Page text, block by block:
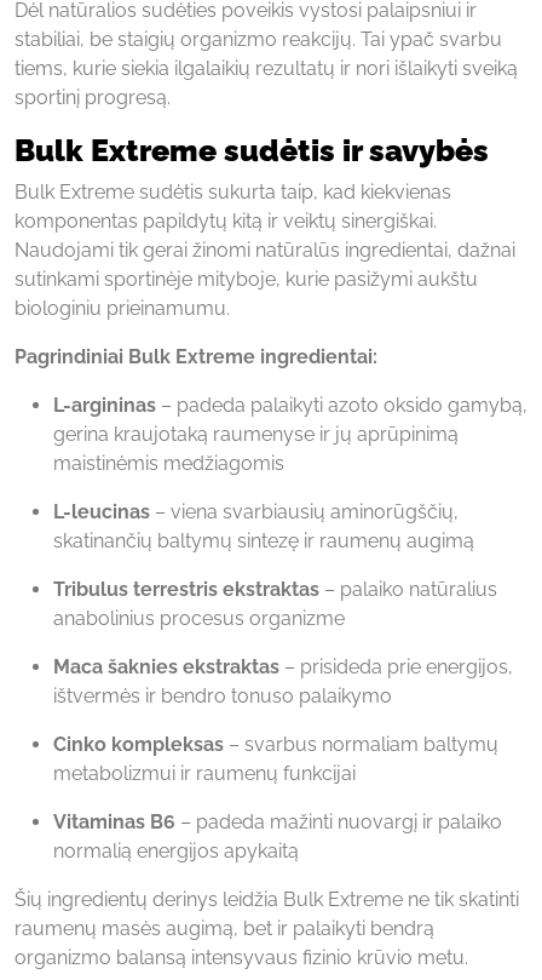
Dėl natūralios sudėties poveikis vystosi palaipsniui ir
stabiliai, be staigių organizmo reakcijų. Tai ypač svarbu
tiems, kurie siekia ilgalaikių rezultatų ir nori išlaikyti sveiką
sportinį progresą.
Bulk Extreme sudėtis ir savybės
Bulk Extreme sudėtis sukurta taip, kad kiekvienas
komponentas papildytų kitą ir veiktų sinergiškai.
Naudojami tik gerai žinomi natūralūs ingredientai, dažnai
sutinkami sportinėje mityboje, kurie pasižymi aukštu
biologiniu prieinamumu.
Pagrindiniai Bulk Extreme ingredientai:
L-argininas – padeda palaikyti azoto oksido gamybą,
gerina kraujotaką raumenyse ir jų aprūpinimą
maistinėmis medžiagomis
L-leucinas – viena svarbiausių aminorūgščių,
skatinančių baltymų sintezę ir raumenų augimą
Tribulus terrestris ekstraktas – palaiko natūralius
anabolinius procesus organizme
Maca šaknies ekstraktas – prisideda prie energijos,
ištvermės ir bendro tonuso palaikymo
Cinko kompleksas – svarbus normaliam baltymų
metabolizmui ir raumenų funkcijai
Vitaminas B6 – padeda mažinti nuovargį ir palaiko
normalią energijos apykaitą
Šių ingredientų derinys leidžia Bulk Extreme ne tik skatinti
raumenų masės augimą, bet ir palaikyti bendrą
organizmo balansą intensyvaus fizinio krūvio metu.